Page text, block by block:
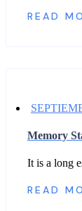
READ
Memory
It is a long
READ